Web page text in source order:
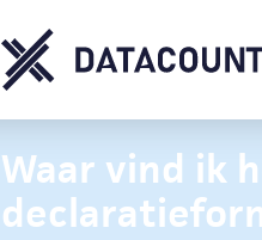
Waar vind ik